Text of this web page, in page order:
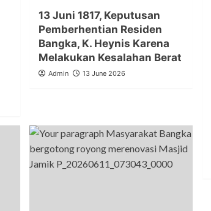
13 Juni 1817, Keputusan
Pemberhentian Residen
Bangka, K. Heynis Karena
Melakukan Kesalahan Berat
Admin 13 June 2026